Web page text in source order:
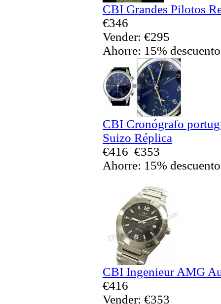
CBI Grandes Pilotos
€346
Vender: €295
Ahorre: 15% descuento
CBI Cronógrafo
Suizo Réplica
€416 €353
Ahorre: 15% descuento
CBI Ingenieur AMG
€416
Vender: €353